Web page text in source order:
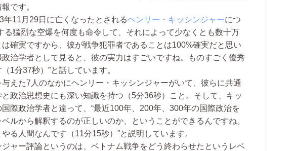
です。
年11月29日に亡くなったとされるヘンリー・キッシンジャーにつ
る猛烈な空爆を何度も命令して、それによって少なくとも数十万
は確実ですから、彼が戦争犯罪者であることは100%確実だと思い
政治学者として見ると、彼の実力はすごいですね。ものすごく優秀
1分37秒）”と話しています。
えた7人のなかにヘンリー・キッシンジャーがいて、彼らに共通
政治思想史にも深い知識を持つ（5分36秒）こと。そして、キッ
際政治学者と違って、“最近100年、200年、300年の国際政治を
ルから解釈するのが正しいのか、ということができるんですね。
る人間なんです（11分15秒）”と説明しています。
ャー評論というのは、ベトナム戦争をどう終わらせたというレベ